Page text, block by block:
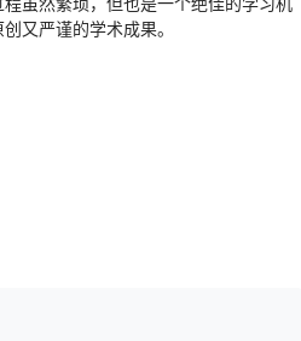
又严谨的学术成果。